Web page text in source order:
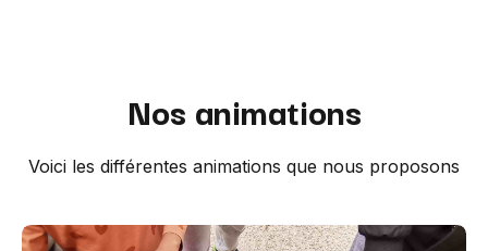
Nos animations
Voici les différentes animations que nous proposons